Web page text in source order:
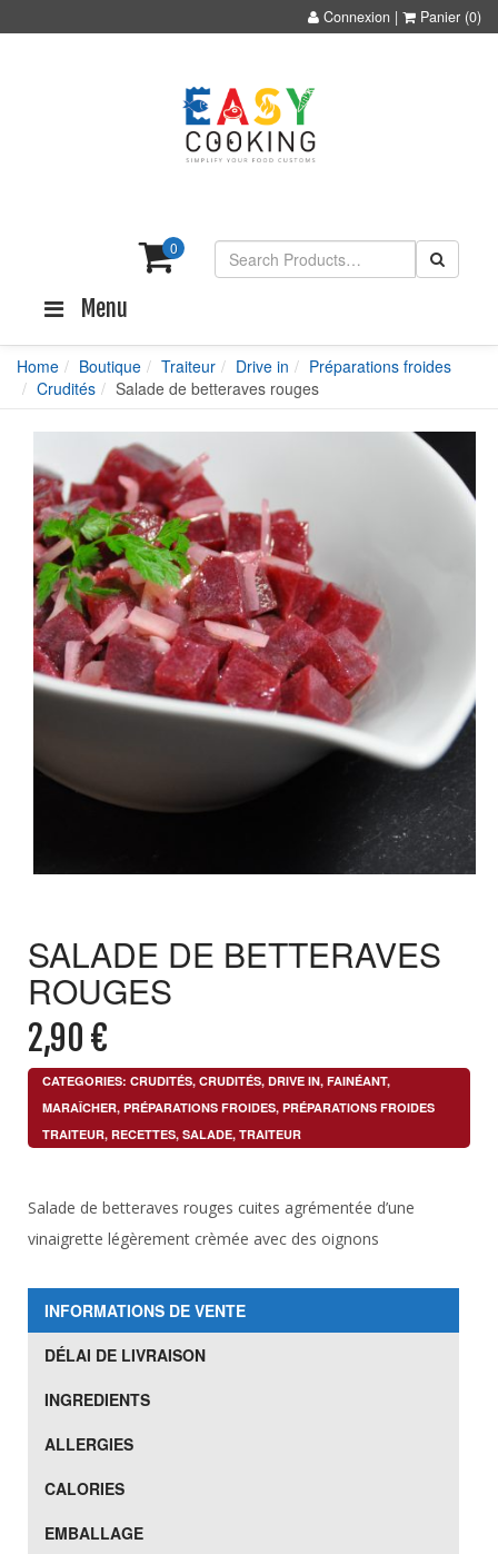
Connexion | Panier (0)
0
Menu
Home Boutique Traiteur Drive in
Préparations froides
Crudités
Salade de betteraves rouges
SALADE DE BETTERAVES
ROUGES
2,90 €
CATEGORIES: CRUDITÉS, CRUDITÉS, DRIVE IN, FAINÉANT,
MARAÎCHER, PRÉPARATIONS FROIDES, PRÉPARATIONS FROIDES
TRAITEUR, RECETTES, SALADE, TRAITEUR
Salade de betteraves rouges cuites agrémentée d’une
vinaigrette légèrement crèmée avec des oignons
INFORMATIONS DE VENTE
DÉLAI DE LIVRAISON
INGREDIENTS
ALLERGIES
CALORIES
EMBALLAGE